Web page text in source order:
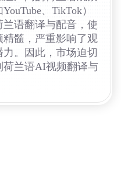
、TikTok）
语翻译与配音，使
髓，严重影响了观
。因此，市场迫切
荷兰语AI视频翻译与